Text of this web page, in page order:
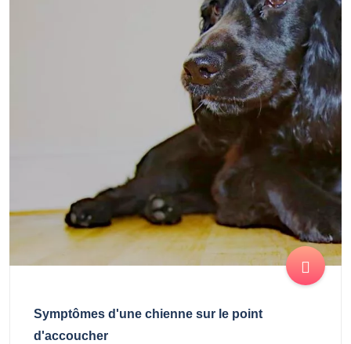
Symptômes d'une chienne sur le point
d'accoucher